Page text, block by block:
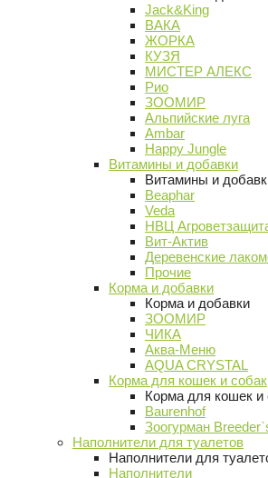
Jack&King
ВАКА
ЖОРКА
КУЗЯ
МИСТЕР АЛЕКС
Рио
ЗООМИР
Альпийские луга
Ambar
Happy Jungle
Витамины и добавки
Витамины и
Beaphar
Veda
НВЦ
Вит-Актив
Деревенские
Прочие
Корма и добавки
Корма и добавки
ЗООМИР
ЧИКА
Аква-Меню
AQUA CRYSTAL
Корма для кошек и собак
Корма для кошек и
Baurenhof
Зоогурман
Наполнители для туалетов
Наполнители для
Наполнители